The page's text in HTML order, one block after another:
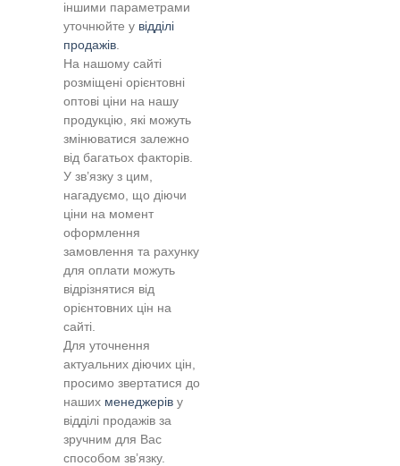
іншими параметрами
уточнюйте у відділі
продажів.
На нашому сайті
розміщені орієнтовні
оптові ціни на нашу
продукцію, які можуть
змінюватися залежно
від багатьох факторів.
У зв’язку з цим,
нагадуємо, що діючи
ціни на момент
оформлення
замовлення та рахунку
для оплати можуть
відрізнятися від
орієнтовних цін на
сайті.
Для уточнення
актуальних діючих цін,
просимо звертатися до
наших менеджерів у
відділі продажів за
зручним для Вас
способом зв’язку.